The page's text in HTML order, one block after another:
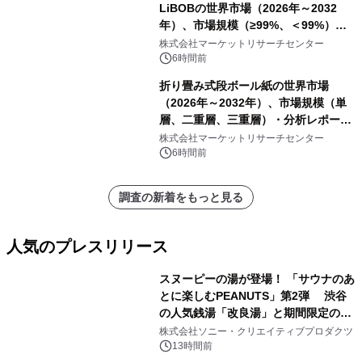
LiBOBの世界市場（2026年～2032
年）、市場規模（≥99%、＜99%）・
分析レポートを発表
株式会社マーケットリサーチセンター
6時間前
折り畳み式段ボール紙の世界市場
（2026年～2032年）、市場規模（単
層、二重層、三重層）・分析レポート
を発表
株式会社マーケットリサーチセンター
6時間前
調査の新着をもっと見る
人気のプレスリリース
スヌーピーの湯が登場！ 「サウナのあ
とに楽しむPEANUTS」第2弾 渋谷
の人気銭湯「改良湯」と期間限定のコ
ラボレーション サウナイキタイコラ
ボグッズも発売決定！
株式会社ソニー・クリエイティブプロダクツ
13時間前